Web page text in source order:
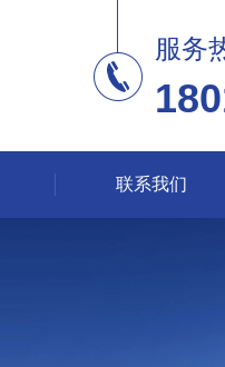
服务
联系我们